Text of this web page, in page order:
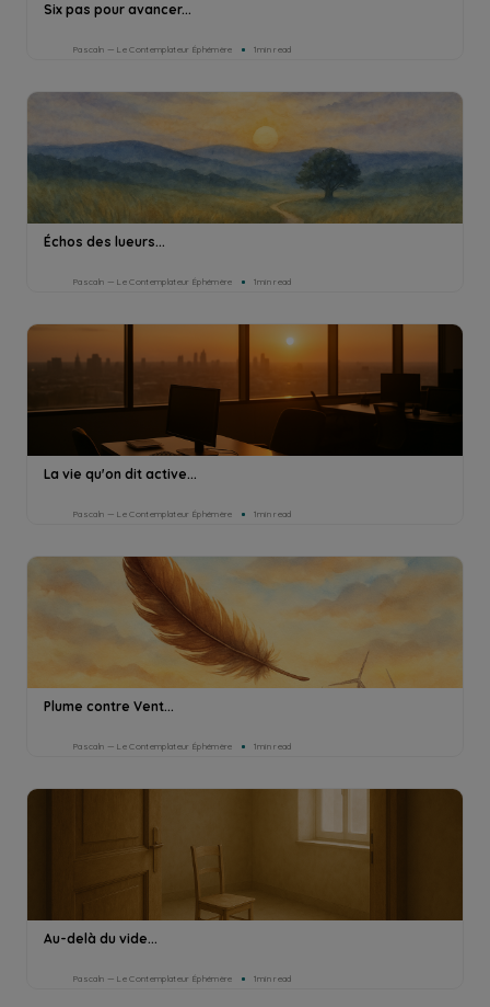
Six pas pour avancer...
Pascaln — Le Contemplateur Éphémère 1min read
Échos des lueurs...
Pascaln — Le Contemplateur Éphémère 1min read
La vie qu'on dit active...
Pascaln — Le Contemplateur Éphémère 1min read
Plume contre Vent...
Pascaln — Le Contemplateur Éphémère 1min read
Au-delà du vide...
Pascaln — Le Contemplateur Éphémère 1min read